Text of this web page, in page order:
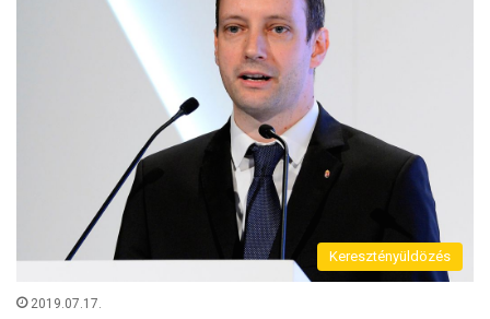
Keresztényüldözés
2019.07.17.